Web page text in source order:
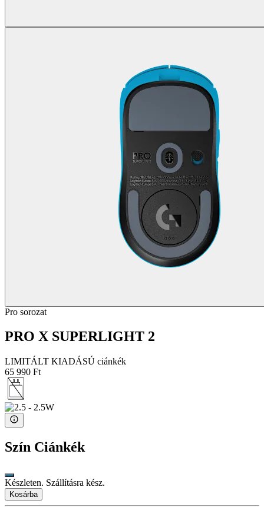
Pro sorozat
PRO X SUPERLIGHT 2
LIMITÁLT KIADÁSÚ ciánkék
65 990 Ft
Szín Ciánkék
Készleten. Szállításra kész.
Kosárba